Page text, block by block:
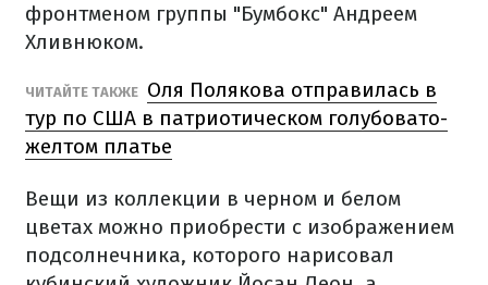
фронтменом группы "Бумбокс" Андреем
Хливнюком.
ЧИТАЙТЕ ТАКЖЕ Оля Полякова отправилась в
тур по США в патриотическом голубовато-
желтом платье
Вещи из коллекции в черном и белом
цветах можно приобрести с изображением
подсолнечника, которого нарисовал